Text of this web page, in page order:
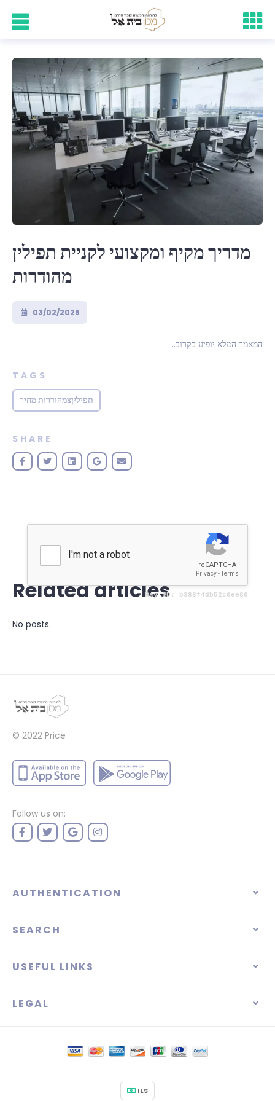
מדריך מקיף ומקצועי לקניית תפילין
מהודרות
03/02/2025
..המאמר המלא יופיע בקרוב
TAGS
תפיליןצמהודרות מחיר
SHARE
Related articles
No posts.
© 2022 Price
Follow us on:
AUTHENTICATION
SEARCH
USEFUL LINKS
LEGAL
ILS